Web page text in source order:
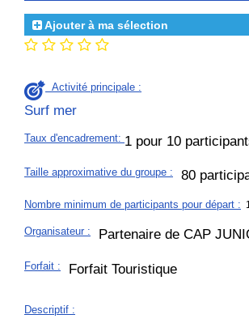
Ajouter à ma sélection
Activité principale :
Surf mer
Taux d'encadrement: 1 pour 10
Taille approximative du groupe : 80
Nombre minimum de participants pour départ :
Organisateur : Partenaire de CAP
Forfait : Forfait Touristique
Descriptif :